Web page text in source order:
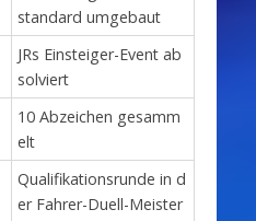
standard umgebaut
JRs Einsteiger-Event ab
solviert
10 Abzeichen gesamm
elt
Qualifikationsrunde in d
er Fahrer-Duell-Meister